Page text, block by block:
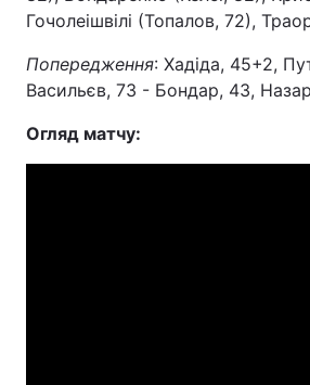
Гочолеішвілі (Топалов, 72),
Попередження: Хадіда, 45+2,
Васильєв, 73 - Бондар, 43,
Огляд матчу: